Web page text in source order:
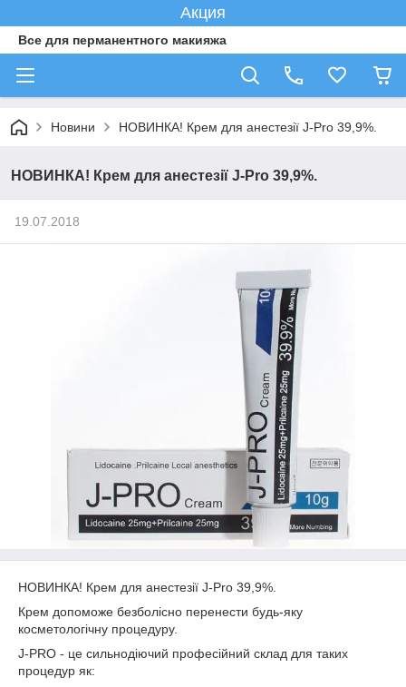
Акция
Все для перманентного макияжа
Новини НОВИНКА! Крем для анестезії J-Pro 39,9%.
НОВИНКА! Крем для анестезії J-Pro 39,9%.
19.07.2018
НОВИНКА! Крем для анестезії J-Pro 39,9%.
Крем допоможе безболісно перенести будь-яку
косметологічну процедуру.
J-PRO - це сильнодіючий професійний склад для таких
процедур як: